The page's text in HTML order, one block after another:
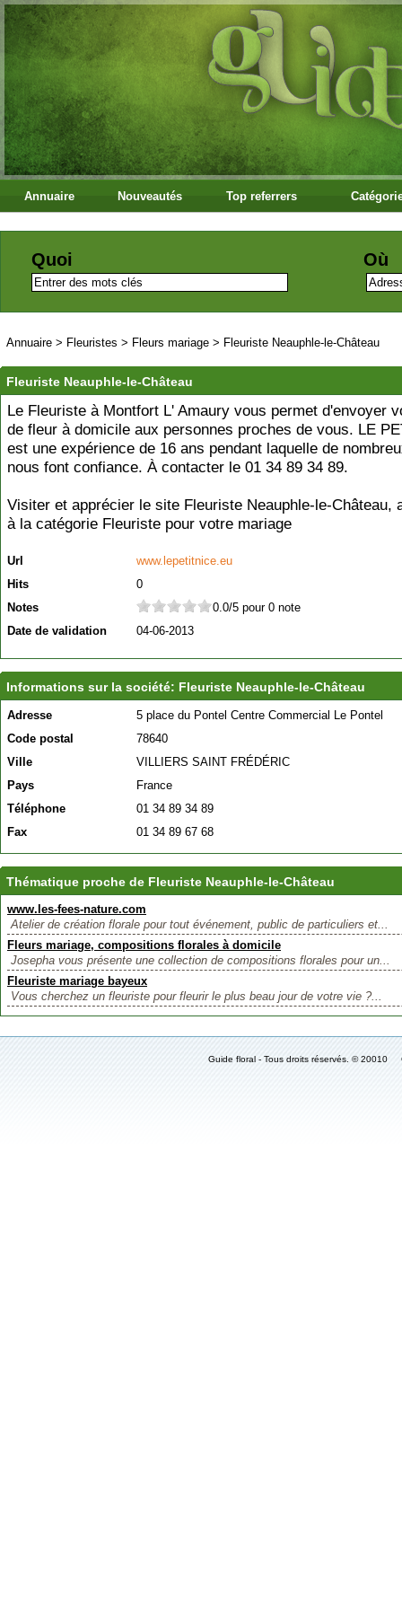
Annuaire Nouveautés Top referrers
Quoi Où
Annuaire > Fleuristes > Fleurs mariage > Fleuriste Neauphle-le-Château
Fleuriste Neauphle-le-Château
Le Fleuriste à Montfort L' Amaury vous permet d'envoyer
de fleur à domicile aux personnes proches de vous. LE
est une expérience de 16 ans pendant laquelle de
nous font confiance. À contacter le 01 34 89 34 89.
Visiter et apprécier le site Fleuriste Neauphle-le-Château,
à la catégorie Fleuriste pour votre mariage
Url
www.lepetitnice.eu
Hits
0
Notes
0.0/5 pour 0 note
Date de validation
04-06-2013
Informations sur la société: Fleuriste Neauphle-le-Château
Adresse
5 place du Pontel Centre Commercial Le Pontel
Code postal
78640
Ville
VILLIERS SAINT FRÉDÉRIC
Pays
France
Téléphone
01 34 89 34 89
Fax
01 34 89 67 68
Thématique proche de Fleuriste Neauphle-le-Château
www.les-fees-nature.com
Atelier de création florale pour tout événement, public de particuliers et...
Fleurs mariage, compositions florales à domicile
Josepha vous présente une collection de compositions florales pour un...
Fleuriste mariage bayeux
Vous cherchez un fleuriste pour fleurir le plus beau jour de votre vie ?...
Guide floral - Tous droits réservés. ©